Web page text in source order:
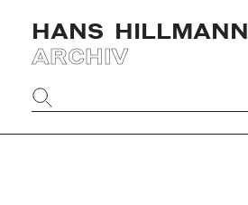
HANS HILLMANN
ARCHIV
Website
durchsuchen